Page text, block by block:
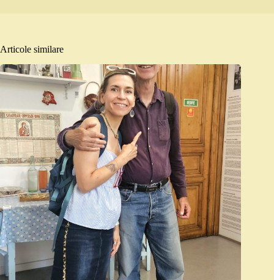
Articole similare